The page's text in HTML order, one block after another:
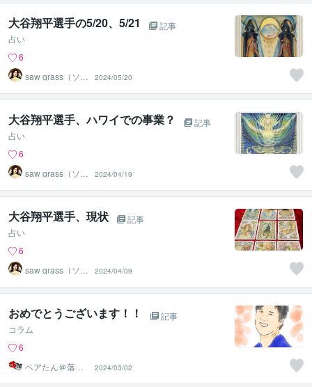
大谷翔平選手の5/20、5/21
記事
占い
6
saw grass（ソー
グラス）
2024/05/20
大谷翔平選手、ハワイでの事業？
記事
占い
6
saw grass（ソー
グラス）
2024/04/19
大谷翔平選手、現状
記事
占い
6
saw grass（ソー
グラス）
2024/04/09
おめでとうございます！！
記事
コラム
6
ベアたん＠落書
きイラストレー
ター
2024/03/02